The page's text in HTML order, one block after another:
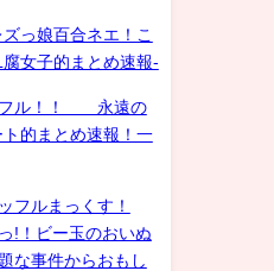
っ娘百合ネエ！こ
女子的まとめ速報-
フル！！ 永遠の
的まとめ速報！一
フルまっくす！
!！ビー玉のおいぬ
な事件からおもし